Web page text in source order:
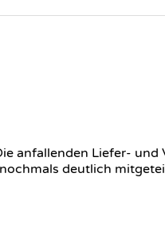
anfallenden Liefer-
deutlich